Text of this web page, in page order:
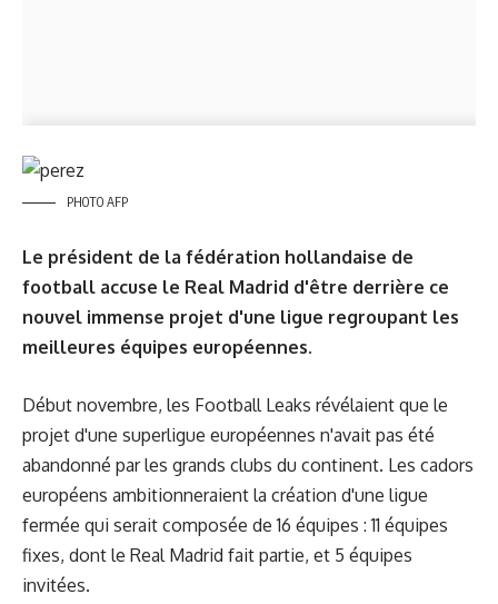
PHOTO AFP
Le président de la fédération hollandaise de
football accuse le Real Madrid d'être derrière ce
nouvel immense projet d'une ligue regroupant les
meilleures équipes européennes.
Début novembre, les Football Leaks révélaient que le
projet d'une superligue européennes n'avait pas été
abandonné par les grands clubs du continent. Les cadors
européens ambitionneraient la création d'une ligue
fermée qui serait composée de 16 équipes : 11 équipes
fixes, dont le Real Madrid fait partie, et 5 équipes
invitées.